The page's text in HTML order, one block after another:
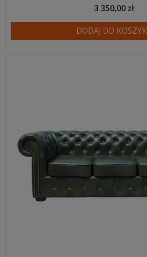
3 350,00 zł
DODAJ DO